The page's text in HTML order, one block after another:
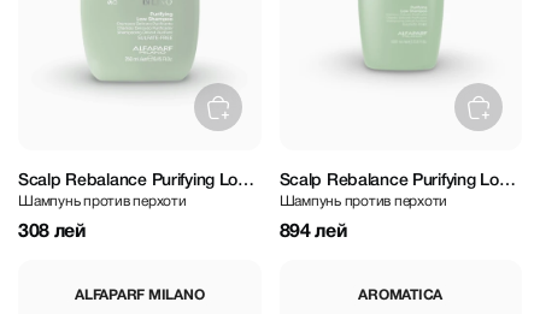
Scalp Rebalance Purifying Low
Shampoo 250 ml
Шампунь против перхоти
308 лей
Scalp Rebalance Purifying Low
Shampoo 1000 ml
Шампунь против перхоти
894 лей
ALFAPARF MILANO AROMATICA